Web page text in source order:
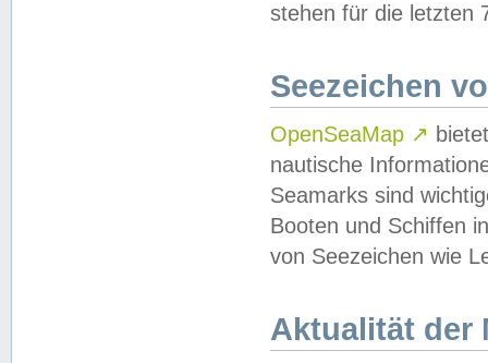
stehen für die letzten
Seezeichen
OpenSeaMap ↗
nautische
Seamarks sind
Booten und Schiffen
von Seezeichen wie
Aktualität der